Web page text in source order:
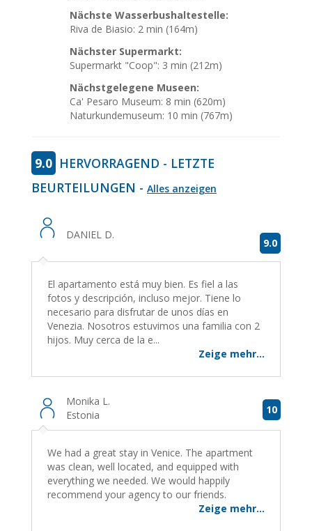
Nächste Wasserbushaltestelle:
Riva de Biasio: 2 min (164m)
Nächster Supermarkt:
Supermarkt "Coop": 3 min (212m)
Nächstgelegene Museen:
Ca' Pesaro Museum: 8 min (620m)
Naturkundemuseum: 10 min (767m)
9.0 HERVORRAGEND - LETZTE
BEURTEILUNGEN - Alles anzeigen
DANIEL D.
9.0
El apartamento está muy bien. Es fiel a las
fotos y descripción, incluso mejor. Tiene lo
necesario para disfrutar de unos días en
Venezia. Nosotros estuvimos una familia con 2
hijos. Muy cerca de la e...
Zeige mehr...
Monika L.
Estonia
10
We had a great stay in Venice. The apartment
was clean, well located, and equipped with
everything we needed. We would happily
recommend your agency to our friends.
Zeige mehr...